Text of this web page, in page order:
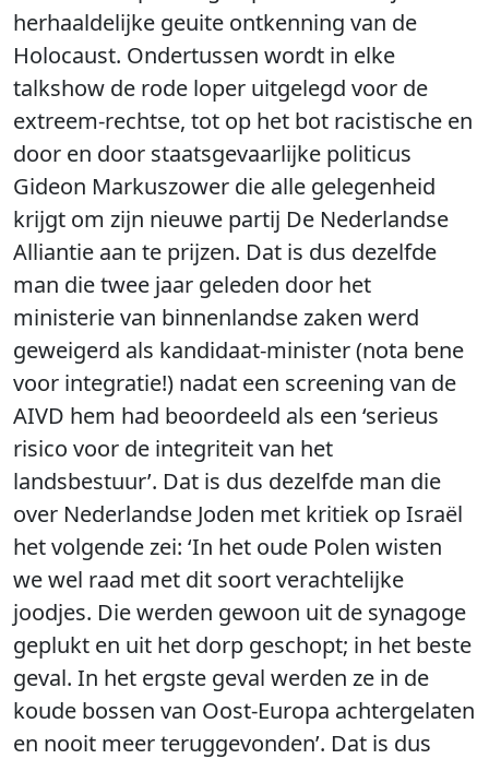
herhaaldelijke geuite ontkenning van de
Holocaust. Ondertussen wordt in elke
talkshow de rode loper uitgelegd voor de
extreem-rechtse, tot op het bot racistische en
door en door staatsgevaarlijke politicus
Gideon Markuszower die alle gelegenheid
krijgt om zijn nieuwe partij De Nederlandse
Alliantie aan te prijzen. Dat is dus dezelfde
man die twee jaar geleden door het
ministerie van binnenlandse zaken werd
geweigerd als kandidaat-minister (nota bene
voor integratie!) nadat een screening van de
AIVD hem had beoordeeld als een ‘serieus
risico voor de integriteit van het
landsbestuur’. Dat is dus dezelfde man die
over Nederlandse Joden met kritiek op Israël
het volgende zei: ‘In het oude Polen wisten
we wel raad met dit soort verachtelijke
joodjes. Die werden gewoon uit de synagoge
geplukt en uit het dorp geschopt; in het beste
geval. In het ergste geval werden ze in de
koude bossen van Oost-Europa achtergelaten
en nooit meer teruggevonden’. Dat is dus